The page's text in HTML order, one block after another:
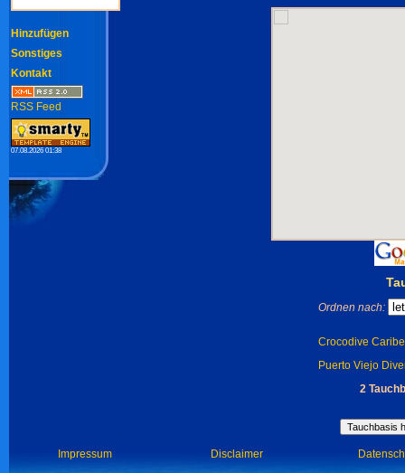
Ordnen nach:
Crocodive
Puerto Viejo
2
Hinzufügen
Sonstiges
Kontakt
RSS Feed
07.08.2026 01:38
Impressum Disclaimer